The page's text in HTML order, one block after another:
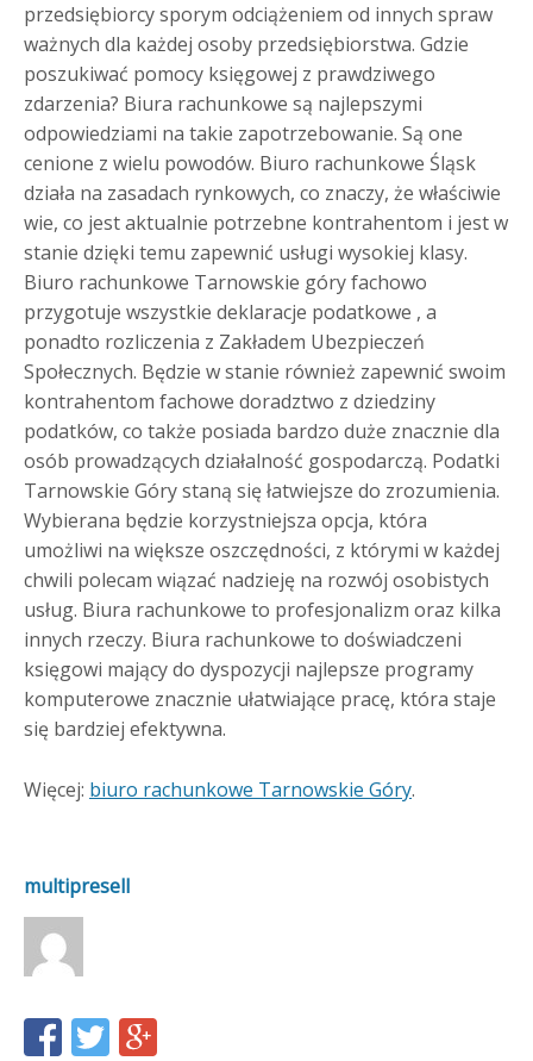
przedsiębiorcy sporym odciążeniem od innych spraw
ważnych dla każdej osoby przedsiębiorstwa. Gdzie
poszukiwać pomocy księgowej z prawdziwego
zdarzenia? Biura rachunkowe są najlepszymi
odpowiedziami na takie zapotrzebowanie. Są one
cenione z wielu powodów. Biuro rachunkowe Śląsk
działa na zasadach rynkowych, co znaczy, że właściwie
wie, co jest aktualnie potrzebne kontrahentom i jest w
stanie dzięki temu zapewnić usługi wysokiej klasy.
Biuro rachunkowe Tarnowskie góry fachowo
przygotuje wszystkie deklaracje podatkowe , a
ponadto rozliczenia z Zakładem Ubezpieczeń
Społecznych. Będzie w stanie również zapewnić swoim
kontrahentom fachowe doradztwo z dziedziny
podatków, co także posiada bardzo duże znacznie dla
osób prowadzących działalność gospodarczą. Podatki
Tarnowskie Góry staną się łatwiejsze do zrozumienia.
Wybierana będzie korzystniejsza opcja, która
umożliwi na większe oszczędności, z którymi w każdej
chwili polecam wiązać nadzieję na rozwój osobistych
usług. Biura rachunkowe to profesjonalizm oraz kilka
innych rzeczy. Biura rachunkowe to doświadczeni
księgowi mający do dyspozycji najlepsze programy
komputerowe znacznie ułatwiające pracę, która staje
się bardziej efektywna.
Więcej: biuro rachunkowe Tarnowskie Góry.
multipresell
Share Share
Share